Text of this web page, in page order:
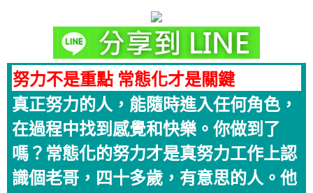
努力不是重點 常態化才是關鍵
真正努力的人，能隨時進入任何角色，
在過程中找到感覺和快樂。你做到了
嗎？常態化的努力才是真努力工作上認
識個老哥，四十多歲，有意思的人。他